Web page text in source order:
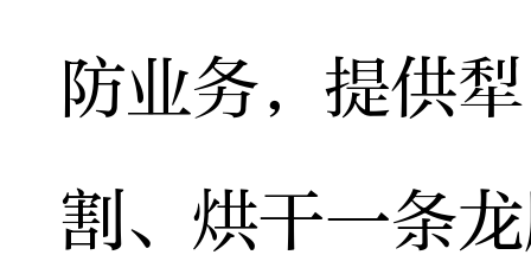
防业务，提供
割、烘干一条